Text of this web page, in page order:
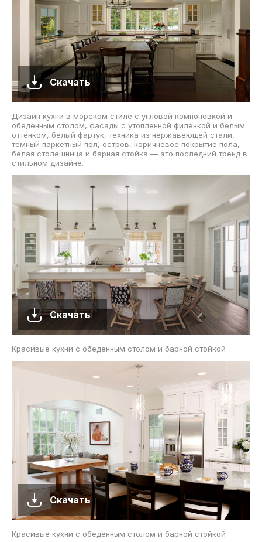
Скачать
Дизайн кухни в морском стиле с угловой компоновкой и
обеденным столом, фасады с утопленной филенкой и белым
оттенком, белый фартук, техника из нержавеющей стали,
темный паркетный пол, остров, коричневое покрытие пола,
белая столешница и барная стойка — это последний тренд в
стильном дизайне.
Скачать
Красивые кухни с обеденным столом и барной стойкой
Скачать
Красивые кухни с обеденным столом и барной стойкой